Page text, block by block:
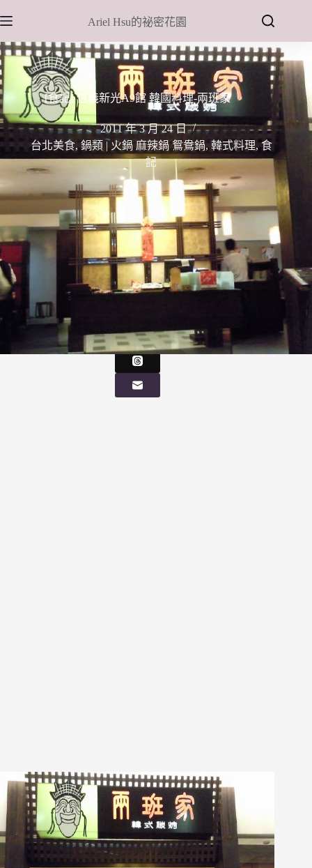
至
主
要
內
容
Ariel Hsu的祕密花園
[食記] 信義新光A9館 韓國料理-兩班家
2011 年 3 月 24 日
台北美食, 鍋類 | 火鍋 麻辣鍋 鴛鴦鍋,韓式料理,食
記